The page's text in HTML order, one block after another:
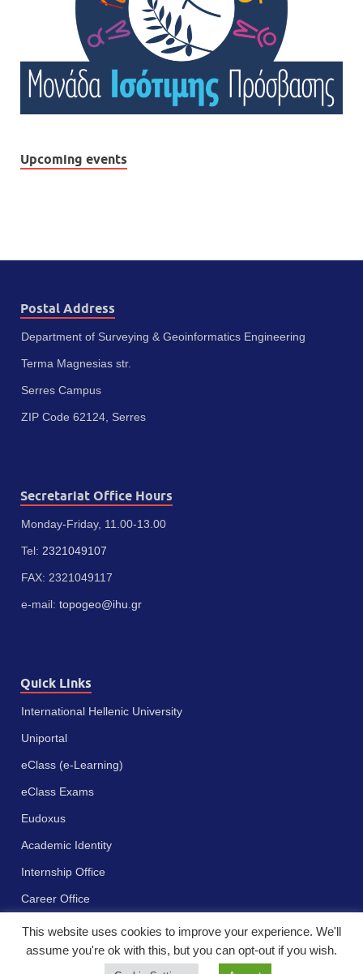
Upcoming events
Postal Address
Department of Surveying & Geoinformatics Engineering
Terma Magnesias str.
Serres Campus
ZIP Code 62124, Serres
Secretariat Office Hours
Monday-Friday, 11.00-13.00
Tel: 2321049107
FAX: 2321049117
e-mail: topogeo@ihu.gr
Quick Links
International Hellenic University
Uniportal
eClass (e-Learning)
eClass Exams
Eudoxus
Academic Identity
Internship Office
Career Office
This website uses cookies to improve your experience. We'll
assume you're ok with this, but you can opt-out if you wish.